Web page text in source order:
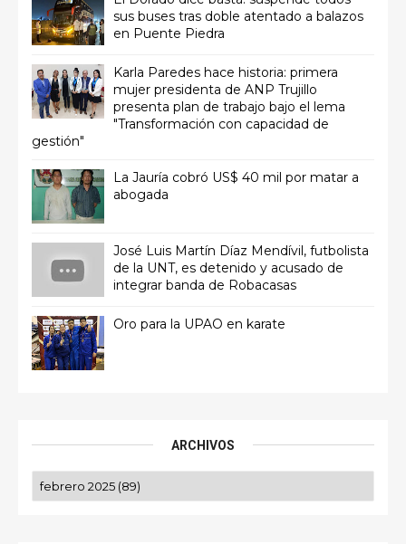
sus buses tras doble atentado a balazos
en Puente Piedra
Karla Paredes hace historia: primera
mujer presidenta de ANP Trujillo
presenta plan de trabajo bajo el lema
"Transformación con capacidad de
gestión"
La Jauría cobró US$ 40 mil por matar a
abogada
José Luis Martín Díaz Mendívil, futbolista
de la UNT, es detenido y acusado de
integrar banda de Robacasas
Oro para la UPAO en karate
ARCHIVOS